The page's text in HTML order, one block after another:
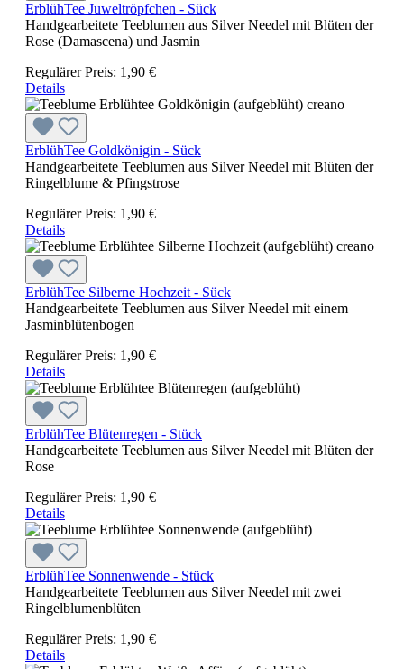
ErblühTee Juweltröpfchen - Sück
Handgearbeitete Teeblumen aus Silver Needel mit Blüten der
Rose (Damascena) und Jasmin
Regulärer Preis: 1,90 €
Details
ErblühTee Goldkönigin - Sück
Handgearbeitete Teeblumen aus Silver Needel mit Blüten der
Ringelblume & Pfingstrose
Regulärer Preis: 1,90 €
Details
ErblühTee Silberne Hochzeit - Sück
Handgearbeitete Teeblumen aus Silver Needel mit einem
Jasminblütenbogen
Regulärer Preis: 1,90 €
Details
ErblühTee Blütenregen - Stück
Handgearbeitete Teeblumen aus Silver Needel mit Blüten der
Rose
Regulärer Preis: 1,90 €
Details
ErblühTee Sonnenwende - Stück
Handgearbeitete Teeblumen aus Silver Needel mit zwei
Ringelblumenblüten
Regulärer Preis: 1,90 €
Details